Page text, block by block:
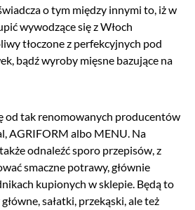
o tym między innymi to, iż w
wywodzące się z Włoch
tłoczone z perfekcyjnych pod
bądź wyroby mięsne bazujące na
od tak renomowanych producentów
AGRIFORM albo MENU. Na
odnaleźć sporo przepisów, z
smaczne potrawy, głównie
kupionych w sklepie. Będą to
sałatki, przekąski, ale też